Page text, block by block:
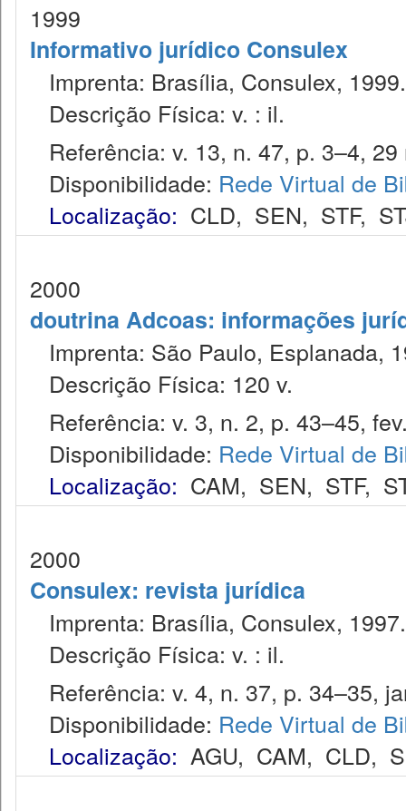
1999
Informativo jurídico Consulex
Imprenta: Brasília, Consulex, 1999.
Descrição Física: v. : il.
Referência: v. 13, n. 47, p. 3–4, 29
Disponibilidade: Rede Virtual de
Localização: CLD, SEN, STF,
2000
doutrina Adcoas: informações
Imprenta: São Paulo, Esplanada,
Descrição Física: 120 v.
Referência: v. 3, n. 2, p. 43–45,
Disponibilidade: Rede Virtual de
Localização: CAM, SEN, STF,
2000
Consulex: revista jurídica
Imprenta: Brasília, Consulex, 1997.
Descrição Física: v. : il.
Referência: v. 4, n. 37, p. 34–35,
Disponibilidade: Rede Virtual de
Localização: AGU, CAM, CLD,